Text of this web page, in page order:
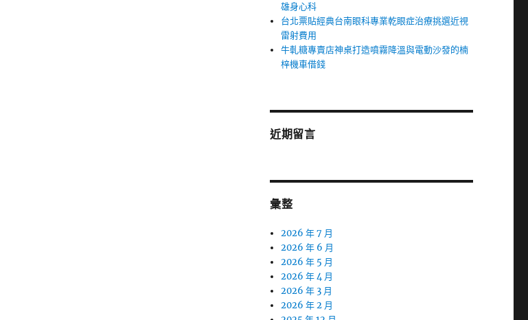
雄身心科
台北票貼經典台南眼科專業乾眼症治療挑選近視
雷射費用
牛軋糖專賣店神桌打造噴霧降溫與電動沙發的楠
梓機車借錢
近期留言
彙整
2026 年 7 月
2026 年 6 月
2026 年 5 月
2026 年 4 月
2026 年 3 月
2026 年 2 月